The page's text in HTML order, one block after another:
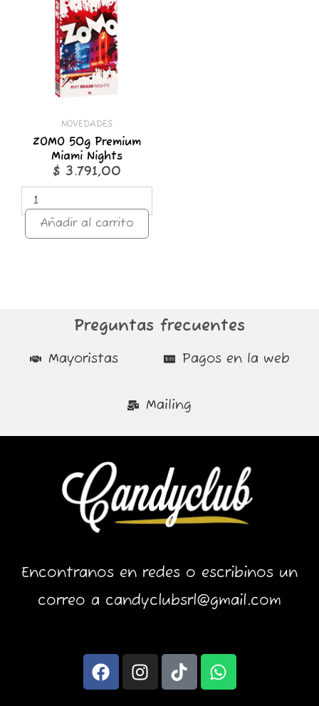
NOVEDADES
ZOMO 50g Premium
Miami Nights
$ 3.791,00
Premium
cantidad
Añadir al carrito
Preguntas frecuentes
Mayoristas Pagos en la web
Mailing
Encontranos en redes o escribinos un
correo a candyclubsrl@gmail.com
F
a
c
I
n
s
T
i
k
W
h
a